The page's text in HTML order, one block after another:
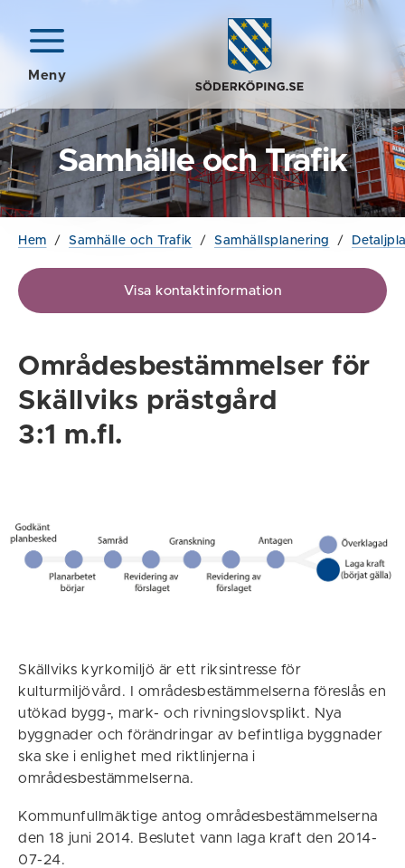
Meny
Samhälle och Trafik
Hem / Samhälle och Trafik / Samhällsplanering /
Visa kontaktinformation
Områdesbestämmelser för
Skällviks prästgård
3:1 m.fl.
Skällviks kyrkomiljö är ett riksintresse för
kulturmiljövård. I områdesbestämmelserna föreslås en
utökad bygg-, mark- och rivningslovsplikt. Nya
byggnader och förändringar av befintliga byggnader
ska ske i enlighet med riktlinjerna i
områdesbestämmelserna.
Kommunfullmäktige antog områdesbestämmelserna
den 18 juni 2014. Beslutet vann laga kraft den 2014-
07-24.